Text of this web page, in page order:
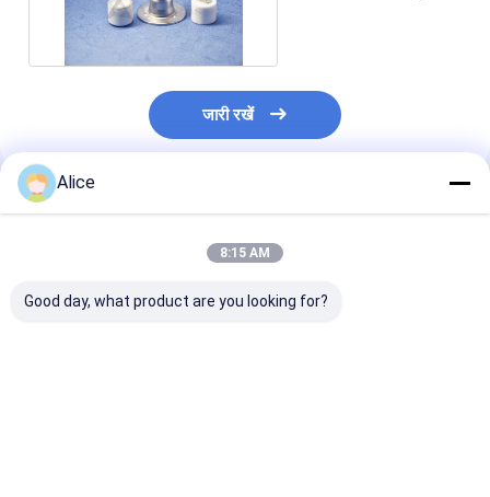
जारी रखें
अनुशंसित उत्पाद
Alice
8:15 AM
Good day, what product are you looking for?